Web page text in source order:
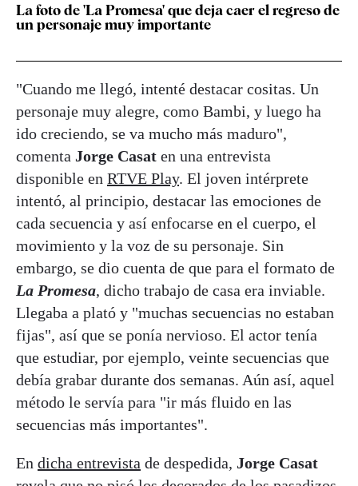
La foto de 'La Promesa' que deja caer el regreso de
un personaje muy importante
"Cuando me llegó, intenté destacar cositas. Un
personaje muy alegre, como Bambi, y luego ha
ido creciendo, se va mucho más maduro",
comenta Jorge Casat en una entrevista
disponible en RTVE Play. El joven intérprete
intentó, al principio, destacar las emociones de
cada secuencia y así enfocarse en el cuerpo, el
movimiento y la voz de su personaje. Sin
embargo, se dio cuenta de que para el formato de
La Promesa, dicho trabajo de casa era inviable.
Llegaba a plató y "muchas secuencias no estaban
fijas", así que se ponía nervioso. El actor tenía
que estudiar, por ejemplo, veinte secuencias que
debía grabar durante dos semanas. Aún así, aquel
método le servía para "ir más fluido en las
secuencias más importantes".
En dicha entrevista de despedida, Jorge Casat